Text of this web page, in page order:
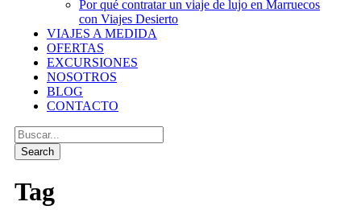
Por qué contratar un viaje de lujo en Marruecos
con Viajes Desierto
VIAJES A MEDIDA
OFERTAS
EXCURSIONES
NOSOTROS
BLOG
CONTACTO
Tag